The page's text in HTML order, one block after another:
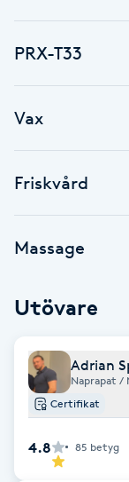
Brynplockning
Coachning
Color correction
Cryoterapi
Damklippning
Dermapen
PRX-T33
Vax
Friskvård
Massage
Utövare
Adrian
Naprapat /
Certifikat
4.8 85 betyg